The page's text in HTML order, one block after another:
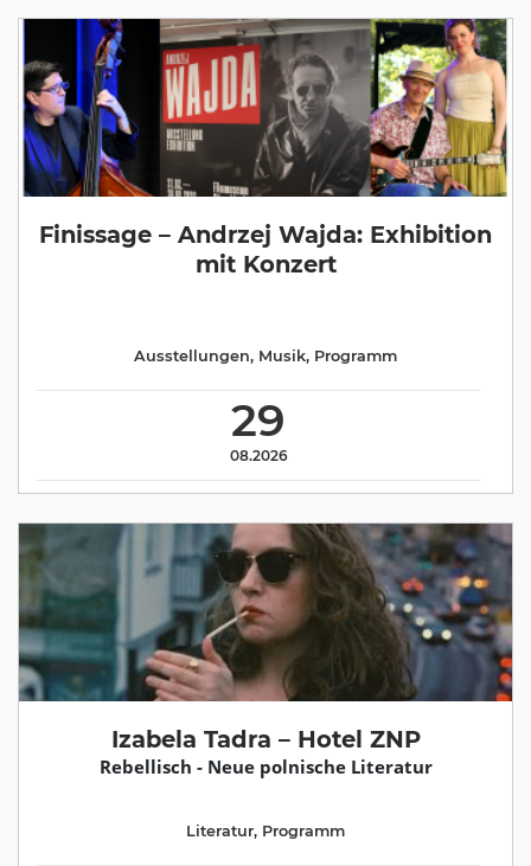
Finissage – Andrzej Wajda: Exhibition
mit Konzert
29
08.2026
Ausstellungen, Musik, Programm
Izabela Tadra – Hotel ZNP
Rebellisch - Neue polnische Literatur
Literatur, Programm